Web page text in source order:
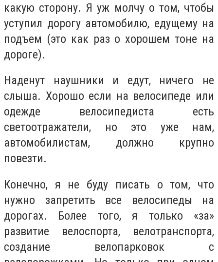
какую сторону. Я уж молчу о том, чтобы
уступил дорогу автомобилю, едущему на
подъем (это как раз о хорошем тоне на
дороге).
Наденут наушники и едут, ничего не
слыша. Хорошо если на велосипеде или
одежде велосипедиста есть
светоотражатели, но это уже нам,
автомобилистам, должно крупно
повезти.
Конечно, я не буду писать о том, что
нужно запретить все велосипеды на
дорогах. Более того, я только «за»
развитие велоспорта, велотранспорта,
создание велопарковок с